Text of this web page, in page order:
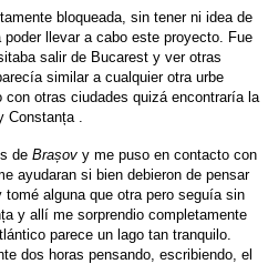
bloqueada, sin tener ni idea de
llevar a cabo este proyecto. Fue
salir de Bucarest y ver otras
similar a cualquier otra urbe
con otras ciudades quizá encontraría la
Constanța
de Brașov y me puso en contacto con
ayudaran si bien debieron de pensar
alguna que otra pero seguía sin
y allí me sorprendio completamente
parece un lago tan tranquilo.
dos horas pensando, escribiendo, el